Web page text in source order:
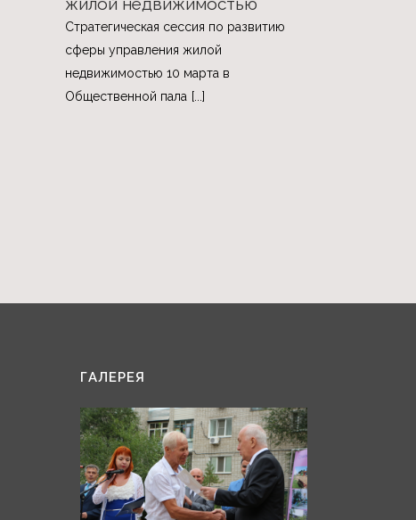
Стратегическая сессия по развитию
сферы управления жилой
недвижимостью 10 марта в
Общественной пала [...]
ГАЛЕРЕЯ